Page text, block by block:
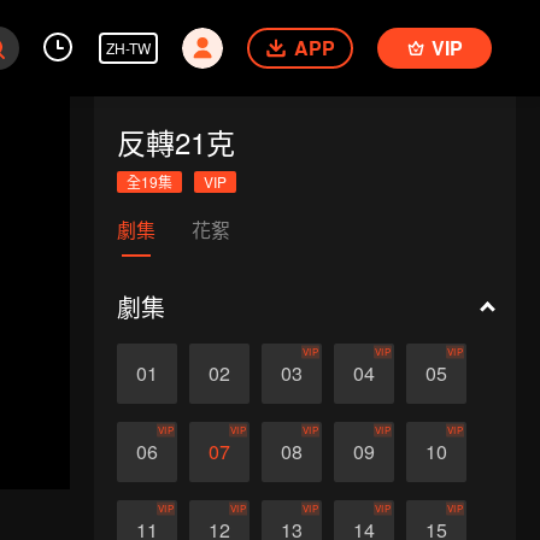
ZH-TW APP VIP
反轉21克
全19集 VIP
劇集 花絮
劇集
01 02 03
VIP
04
VIP
05
VIP
06
VIP
07
VIP
08
VIP
09
VIP
10
VIP
11
VIP
12
VIP
13
VIP
14
VIP
15
VIP